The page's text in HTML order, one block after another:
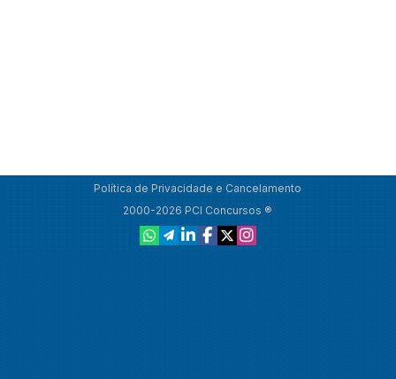
Política de Privacidade e Cancelamento
2000-2026 PCI Concursos ®